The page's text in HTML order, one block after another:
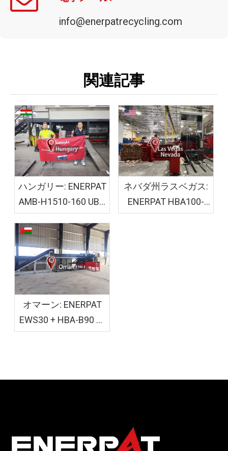
info@enerpatrecycling.com
関連記事
ハンガリー: ENERPAT
AMB-H1510-160 UBC
ベーラー機が設置さ
れました
ネバダ州ラスベガス:
ENERPAT HBA100-
110110 段ボール粉砕
オマーン: ENERPAT
EWS30 + HBA-B90 木
材シェービングおよ